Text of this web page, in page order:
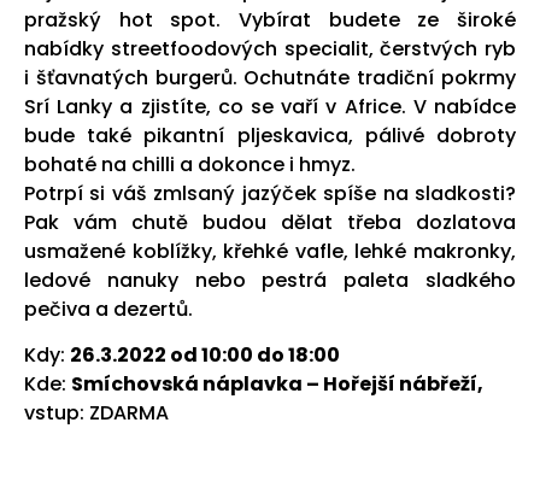
pražský hot spot. Vybírat budete ze široké
nabídky streetfoodových specialit, čerstvých ryb
i šťavnatých burgerů. Ochutnáte tradiční pokrmy
Srí Lanky a zjistíte, co se vaří v Africe. V nabídce
bude také pikantní pljeskavica, pálivé dobroty
bohaté na chilli a dokonce i hmyz.
Potrpí si váš zmlsaný jazýček spíše na sladkosti?
Pak vám chutě budou dělat třeba dozlatova
usmažené koblížky, křehké vafle, lehké makronky,
ledové nanuky nebo pestrá paleta sladkého
pečiva a dezertů.
Kdy: 26.3.2022 od 10:00 do 18:00
Kde: Smíchovská náplavka – Hořejší nábřeží,
vstup: ZDARMA